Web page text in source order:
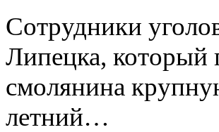
Сотрудники
Липецка,
смолянина
летний…